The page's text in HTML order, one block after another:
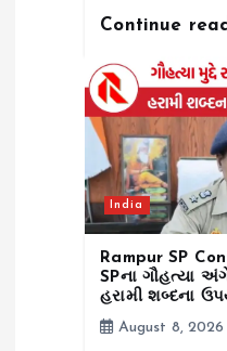
Continue
India
Rampur SP
SPના ગૌહત્યા
હરામી શબ્દના
August 8, 2026